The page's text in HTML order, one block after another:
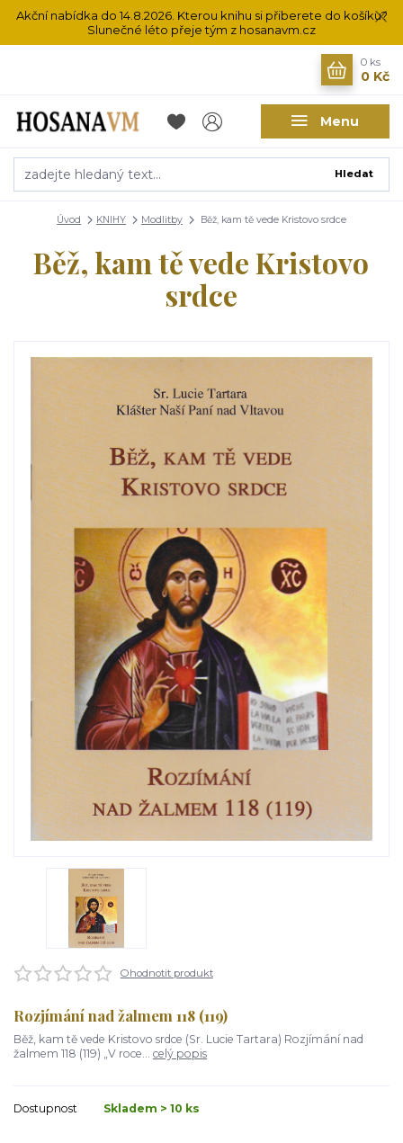
Akční nabídka do 14.8.2026. Kterou knihu si přiberete do košíku?
Slunečné léto přeje tým z hosanavm.cz
Menu
Hledat
0 ks
0 Kč
Úvod KNIHY Modlitby Běž, kam tě vede Kristovo srdce
Běž, kam tě vede Kristovo
srdce
Ohodnotit produkt
Rozjímání nad žalmem 118 (119)
Běž, kam tě vede Kristovo srdce (Sr. Lucie Tartara) Rozjímání nad
žalmem 118 (119) „V roce... celý popis
Dostupnost Skladem > 10 ks